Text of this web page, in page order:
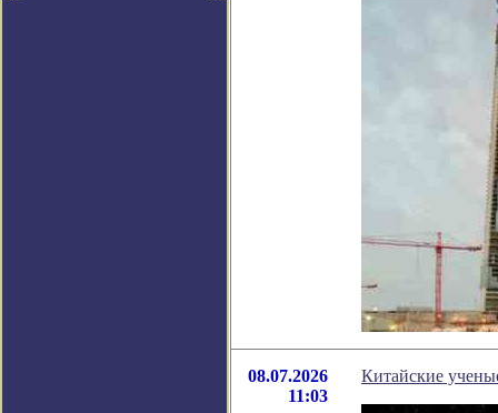
08.07.2026
11:03
Китайские